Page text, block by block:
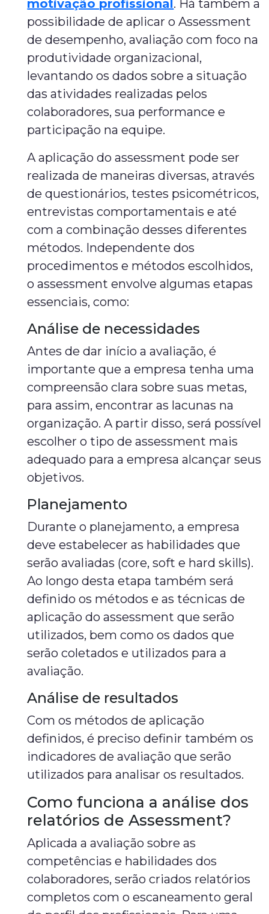
motivação profissional . Há também a
possibilidade de aplicar o Assessment
de desempenho, avaliação com foco na
produtividade organizacional,
levantando os dados sobre a situação
das atividades realizadas pelos
colaboradores, sua performance e
participação na equipe.
A aplicação do assessment pode ser
realizada de maneiras diversas, através
de questionários, testes psicométricos,
entrevistas comportamentais e até
com a combinação desses diferentes
métodos. Independente dos
procedimentos e métodos escolhidos,
o assessment envolve algumas etapas
essenciais, como:
Análise de necessidades
Antes de dar início a avaliação, é
importante que a empresa tenha uma
compreensão clara sobre suas metas,
para assim, encontrar as lacunas na
organização. A partir disso, será possível
escolher o tipo de assessment mais
adequado para a empresa alcançar seus
objetivos.
Planejamento
Durante o planejamento, a empresa
deve estabelecer as habilidades que
serão avaliadas (core, soft e hard skills).
Ao longo desta etapa também será
definido os métodos e as técnicas de
aplicação do assessment que serão
utilizados, bem como os dados que
serão coletados e utilizados para a
avaliação.
Análise de resultados
Com os métodos de aplicação
definidos, é preciso definir também os
indicadores de avaliação que serão
utilizados para analisar os resultados.
Como funciona a análise dos
relatórios de Assessment?
Aplicada a avaliação sobre as
competências e habilidades dos
colaboradores, serão criados relatórios
completos com o escaneamento geral